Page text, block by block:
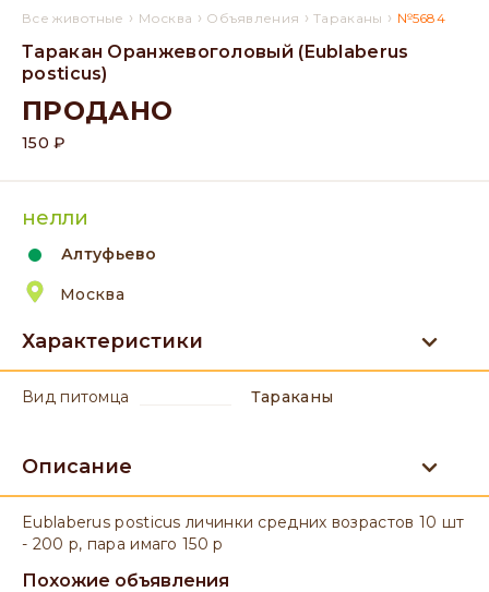
Все животные › Москва › Объявления ›Тараканы › №5684
Таракан Оранжевоголовый (Eublaberus
posticus)
ПРОДАНО
150 ₽
нелли
Алтуфьево
Москва
Характеристики
вид питомца Тараканы
Описание
Eublaberus posticus личинки средних возрастов 10 шт
- 200 р, пара имаго 150 р
Похожие объявления